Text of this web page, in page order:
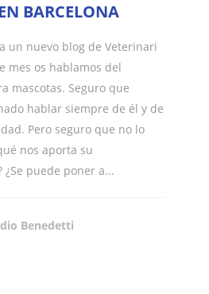
BARCELONA
un nuevo blog de Veterinari
mes os hablamos del
mascotas. Seguro que
hablar siempre de él y de
Pero seguro que no lo
nos aporta su
puede poner a...
Benedetti